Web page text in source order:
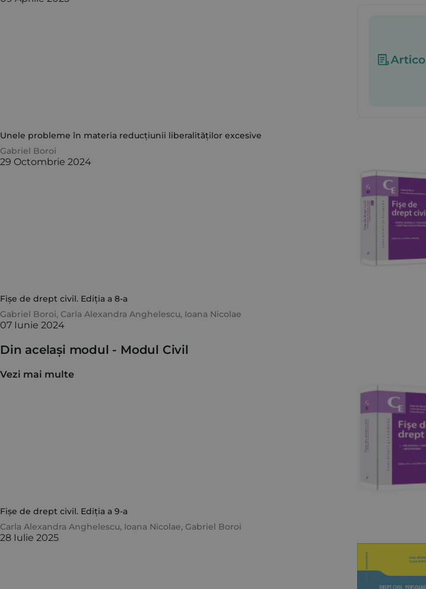
Unele probleme în materia reducțiunii liberalităților excesive
Gabriel Boroi
29 Octombrie 2024
Fișe de drept civil. Ediția a 8-a
Gabriel Boroi, Carla Alexandra Anghelescu, Ioana Nicolae
07 Iunie 2024
Din același modul - Modul Civil
Vezi mai multe
Fișe de drept civil. Ediția a 9-a
Carla Alexandra Anghelescu, Ioana Nicolae, Gabriel Boroi
28 Iulie 2025